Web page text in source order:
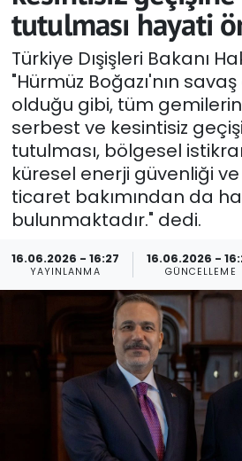
tutulması hayati
Türkiye Dışişleri Bakanı
"Hürmüz Boğazı'nın
olduğu gibi, tüm
serbest ve kesintisiz
tutulması, bölgesel
küresel enerji güvenliği
ticaret bakımından da
bulunmaktadır." dedi.
16.06.2026 - 16:27
YAYINLANMA
16.06.2026 -
GÜNCELLEME
GEZİ
Güncel
Gündem
KKTC
KKTC YEREL SEÇİM 2018
Kültür Sanat
Magazin
Moda
Nöbetçi Eczaneler
Otomobil Dünyası